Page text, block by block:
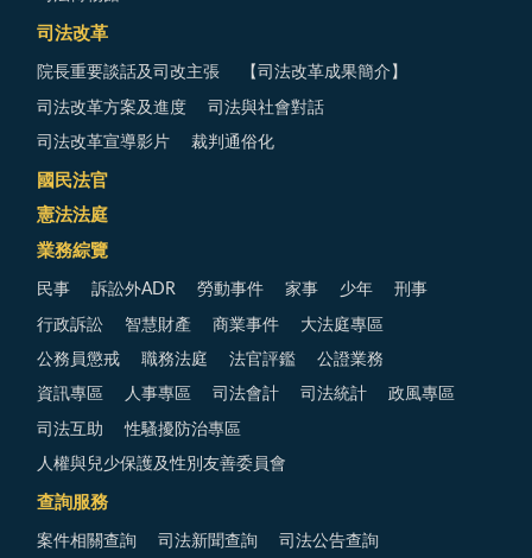
司法改革
院長重要談話及司改主張 【司法改革成果簡介】
司法改革方案及進度 司法與社會對話
司法改革宣導影片 裁判通俗化
國民法官
憲法法庭
業務綜覽
民事 訴訟外ADR 勞動事件 家事 少年 刑事
行政訴訟 智慧財產 商業事件 大法庭專區
公務員懲戒 職務法庭 法官評鑑 公證業務
資訊專區 人事專區 司法會計 司法統計 政風專區
司法互助 性騷擾防治專區
人權與兒少保護及性別友善委員會
查詢服務
案件相關查詢 司法新聞查詢 司法公告查詢